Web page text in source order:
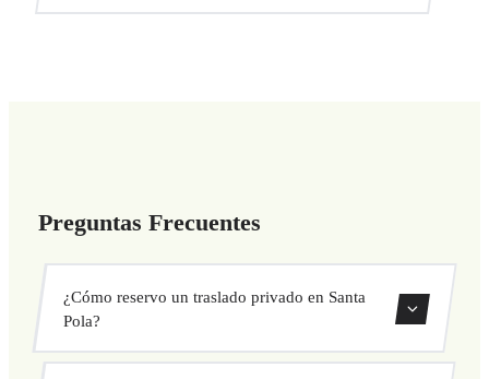
Preguntas Frecuentes
¿Cómo reservo un traslado privado en Santa
Pola?